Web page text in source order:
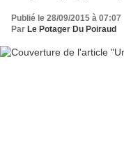
Publié le 28/09/2015 à 07:07
Par Le Potager Du Poiraud